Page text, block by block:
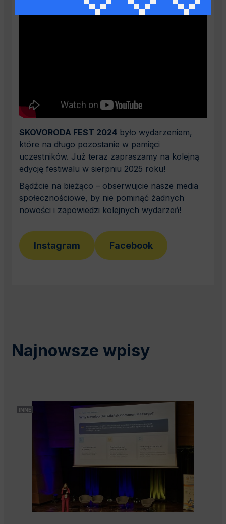
SKOVORODA FEST 2024 było wydarzeniem,
które na długo pozostanie w pamięci
uczestników. Już teraz zapraszamy na kolejną
edycję festiwalu w sierpniu 2025 roku!
Bądźcie na bieżąco – obserwujcie nasze media
społecznościowe, by nie pominąć żadnych
nowości i zapowiedzi kolejnych wydarzeń!
Instagram Facebook
Najnowsze wpisy
INNE